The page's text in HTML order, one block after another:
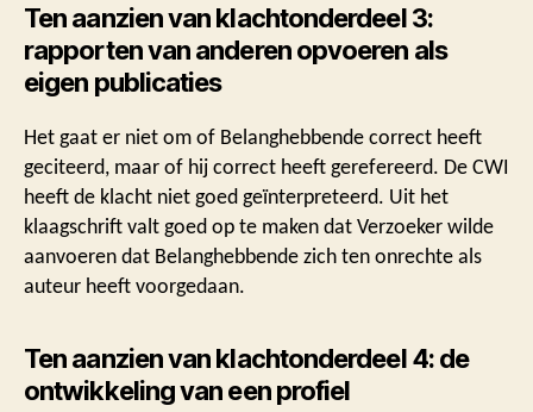
Ten aanzien van klachtonderdeel 3:
rapporten van anderen opvoeren als
eigen publicaties
Het gaat er niet om of Belanghebbende correct heeft
geciteerd, maar of hij correct heeft gerefereerd. De CWI
heeft de klacht niet goed geïnterpreteerd. Uit het
klaagschrift valt goed op te maken dat Verzoeker wilde
aanvoeren dat Belanghebbende zich ten onrechte als
auteur heeft voorgedaan.
Ten aanzien van klachtonderdeel 4: de
ontwikkeling van een profiel